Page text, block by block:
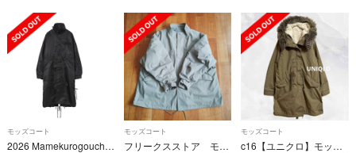
モッズコート
2026 Mamekurogouchi 3D チューリップ モッズコート
モッズコート
フリークスストア モッズコート ベージュ (3WAY・キルトライナー付き)
モッズコート
c16【ユニクロ】モッズコートインナーボア取外しフェイクファーフードミリタリー